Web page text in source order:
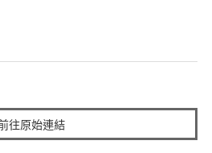
往原始連結